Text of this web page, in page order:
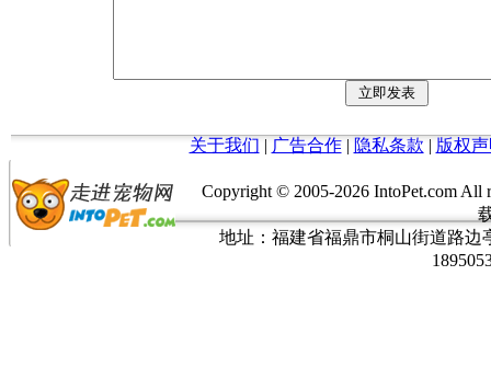
关于我们 | 广告合作| 隐私条款 | 版权
Copyright © 2005-2026 IntoPet.com
地址：福建省福鼎市桐山街道路边